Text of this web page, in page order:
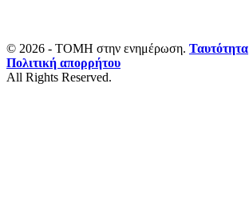
© 2026 - ΤΟΜΗ στην ενημέρωση. Ταυτότητα
Πολιτική απορρήτου
All Rights Reserved.